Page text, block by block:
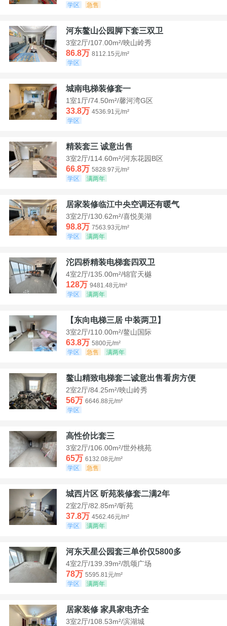
学区
急售
河东鳌山公园脚下套三双卫
3室2厅/107.00m²/映山岭秀
86.8万 8112.15元/m²
学区
城南电梯装修套一
1室1厅/74.50m²/馨河湾G区
33.8万 4536.91元/m²
学区
精装套三 诚意出售
3室2厅/114.60m²/河东花园B区
66.8万 5828.97元/m²
学区
满两年
居家装修临江中央空调还有暖气
3室2厅/130.62m²/喜悦美湖
98.8万 7563.93元/m²
学区
满两年
沱四桥精装电梯套四双卫
4室2厅/135.00m²/锦官天樾
128万 9481.48元/m²
学区
满两年
【东向电梯三居 中装两卫】
3室2厅/110.00m²/鳌山国际
63.8万 5800元/m²
学区
急售 满两年
鳌山精致电梯套二诚意出售看房方便
2室2厅/84.25m²/映山岭秀
56万 6646.88元/m²
学区
高性价比套三
3室2厅/106.00m²/世外桃苑
65万 6132.08元/m²
学区
急售
城西片区 昕苑装修套二满2年
2室2厅/82.85m²/昕苑
37.8万 4562.46元/m²
学区
满两年
河东天星公园套三单价仅5800多
4室2厅/139.39m²/凯颂广场
78万 5595.81元/m²
学区
满两年
居家装修 家具家电齐全
3室2厅/108.53m²/滨湖城